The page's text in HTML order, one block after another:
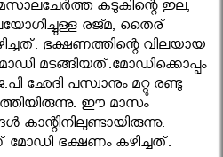
കടുകിന്റെ ഇല,
രജ്മ, തൈര്
ഭക്ഷണത്തിന്റെ വിലയായ
മടങ്ങിയത്.മോഡിക്കൊപ്പം
ഛേദി പസ്വാനും മറ്റു രണ്ടു
ഈ മാസം
കാന്റിനിലുണ്ടായിരുന്നു.
മോഡി ഭക്ഷണം കഴിച്ചത്.